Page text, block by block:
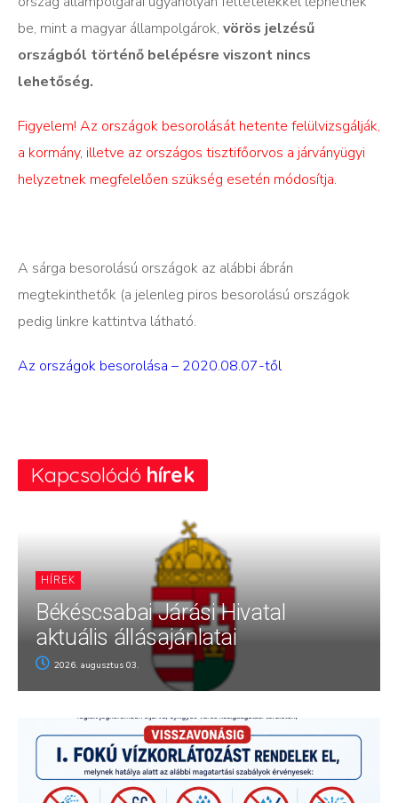
be, mint a magyar állampolgárok, vörös jelzésű
országból történő belépésre viszont nincs
lehetőség.
Figyelem! Az országok besorolását hetente felülvizsgálják,
a kormány, illetve az országos tisztifőorvos a járványügyi
helyzetnek megfelelően szükség esetén módosítja.
A sárga besorolású országok az alábbi ábrán
megtekinthetők (a jelenleg piros besorolású országok
pedig linkre kattintva látható.
Az országok besorolása – 2020.08.07-től
Kapcsolódó hírek
HÍREK
Békéscsabai Járási Hivatal
aktuális állásajánlatai
2026. augusztus 03.